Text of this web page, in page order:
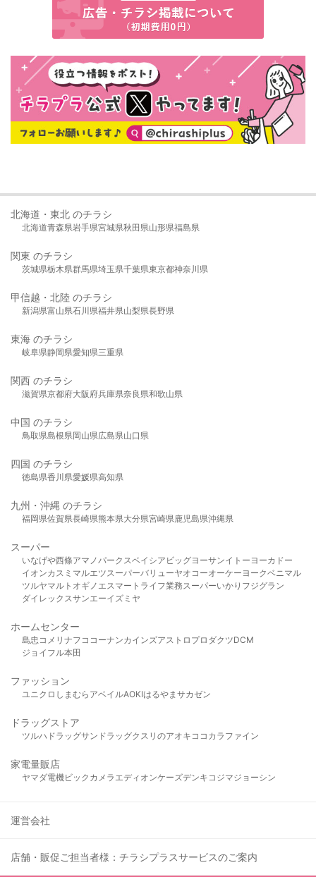
北海道・東北 のチラシ
北海道青森県岩手県宮城県秋田県山形県福島県
関東 のチラシ
茨城県栃木県群馬県埼玉県千葉県東京都神奈川県
甲信越・北陸 のチラシ
新潟県富山県石川県福井県山梨県長野県
東海 のチラシ
岐阜県静岡県愛知県三重県
関西 のチラシ
滋賀県京都府大阪府兵庫県奈良県和歌山県
中国 のチラシ
鳥取県島根県岡山県広島県山口県
四国 のチラシ
徳島県香川県愛媛県高知県
九州・沖縄 のチラシ
福岡県佐賀県長崎県熊本県大分県宮崎県鹿児島県沖縄県
スーパー
いなげや西條アマノパークスベイシア ビッグヨーサンイトーヨーカドー
イオンカスミ マルエツスーパーバリューヤオコーオーケー ヨークベニマル
ツルヤマルト オギノ エスマート ライフ業務スーパーいかり フジグラン
ダイレックスサンエーイズミヤ
ホームセンター
島忠 コメリ ナフコ コーナンカインズアストロプロダクツDCM
ジョイフル本田
ファッション
ユニクロ しまむら アベイルAOKIはるやま サカゼン
ドラッグストア
ツルハドラッグサンドラッグクスリのアオキ ココカラファイン
家電量販店
ヤマダ電機ビックカメラ エディオンケーズデンキ コジマジョーシン
運営会社
店舗・販促ご担当者様：チラシプラスサービスのご案内